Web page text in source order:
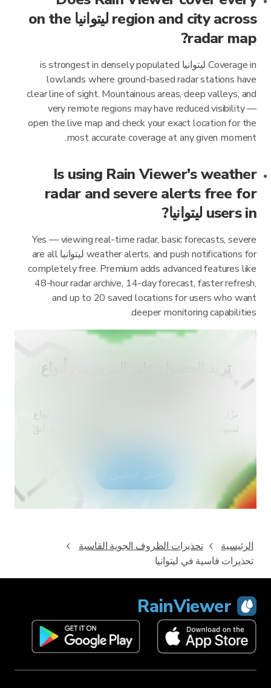
region and city across ليتوانيا on the
radar map?
Coverage in ليتوانيا is strongest in densely populated
lowlands where ground-based radar stations have
clear line of sight. Mountainous areas, deep valleys, and
very remote regions may have reduced visibility —
open the live map and check your exact location for the
most accurate coverage at any given moment.
Is using Rain Viewer's weather
radar and severe alerts free for
users in ليتوانيا?
Yes — viewing real-time radar, basic forecasts, severe
weather alerts, and push notifications for ليتوانيا are all
completely free. Premium adds advanced features like
48-hour radar archive, 14-day forecast, faster refresh,
and up to 20 saved locations for users who want
deeper monitoring capabilities.
تريد الحصول على المزيد من أنواع
نزّل RainViewer واحصل على الوصول إلى جميع أنواع
تنبيهات خدمة الطقس الوطنية والإشعارات الفورية. ابقَ
الرئيسية
تحذيرات الظروف الجوية القاسية
تحذيرات قاسية في ليتوانيا
RainViewer